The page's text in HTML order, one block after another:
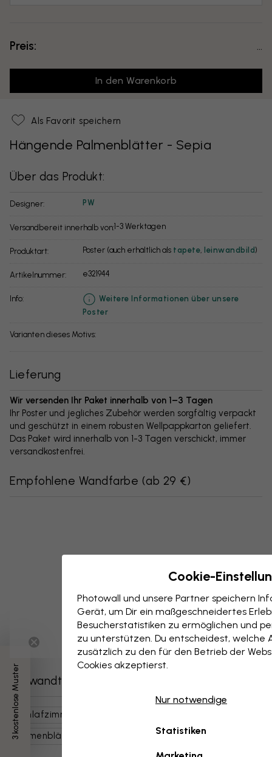
Preis:
In den Warenkorb
Als Favorit speichern
Hängende Palmenblätter - Sepia
Über das Produkt:
Designer: PW
Versandbereit innerhalb von:1-3 Werktagen
Produktart: Poster (auch erhältlich als tapete leinwandbild)
Artikelnummer: e321944
info:
Weitere Informationen über unsere
Poster
Varianten dieses Motivs:
Lieferung
Wir versenden Ihr Paket innerhalb von 1–3 Tagen
Ihr Poster und jegliches Zubehör werden sorgfältig verpackt
und geschützt in einem robusten Wellpappkarton geliefert.
Das Paket wird innerhalb von 1-3 Tagen verschickt, immer
versandkostenfrei.
Empfohlene Wandfarbe (ab 29 €)
Verwandte Kategorien
Schlafzimmer
Palmenblätter
Botanische Kunst Beige
Cookie-
Photowall und unsere Partner speichern
Gerät, um Dir ein maßgeschneidertes
Besucherstatistiken zu ermöglichen und
zu unterstützen. Du entscheidest, welche
zusätzlich zu den für den Betrieb der
Cookies akzeptierst.
Nur notwendige
Statistiken
3 kostenlose Muster